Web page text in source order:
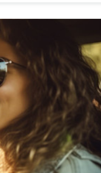
BATUMI, AIRPORT BUS / MEET&GREET